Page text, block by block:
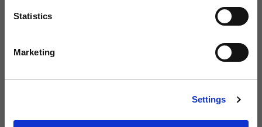
Statistics
Marketing
Settings
E-MAIL*